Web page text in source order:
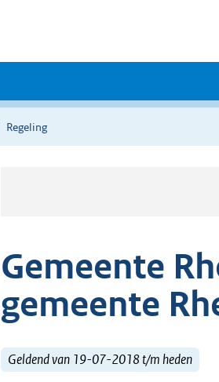
Regeling
Gemeente
gemeente
Geldend van 19-07-2018 t/m heden